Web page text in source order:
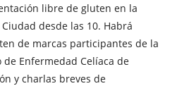
libre de gluten en la
desde las 10. Habrá
de marcas participantes de la
Enfermedad Celíaca de
y charlas breves de